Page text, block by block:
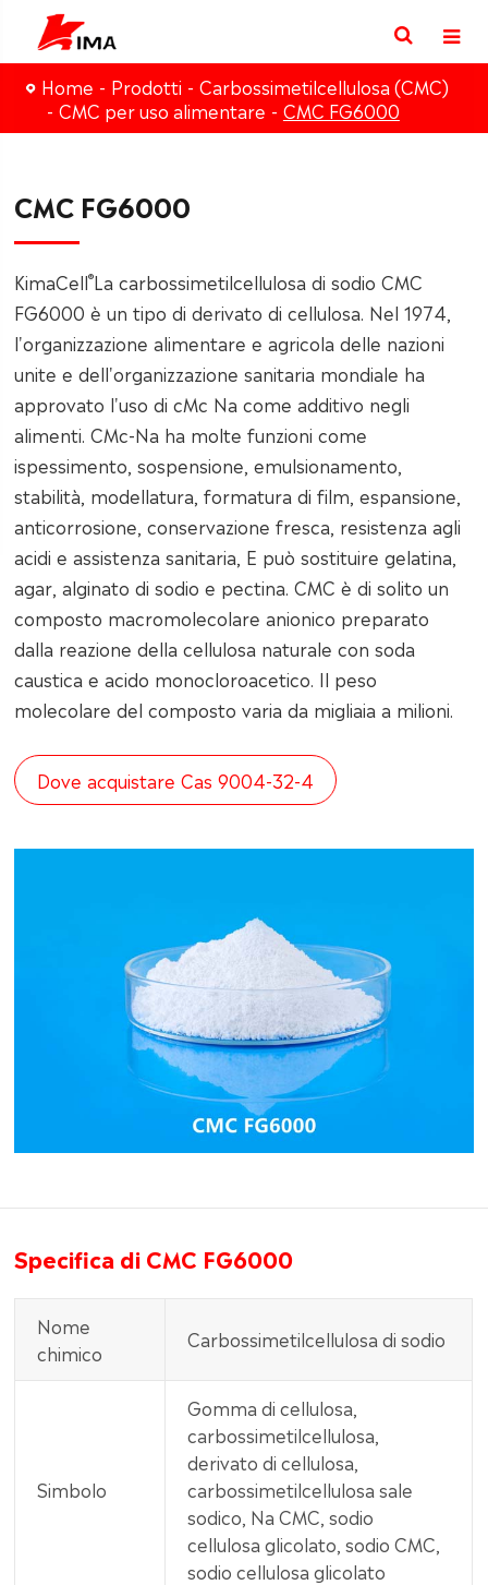
Home Prodotti
Carbossimetilcellulosa (CMC)
CMC per uso alimentare
CMC FG6000
CMC FG6000
KimaCell®La carbossimetilcellulosa di sodio CMC
FG6000 è un tipo di derivato di cellulosa. Nel 1974,
l'organizzazione alimentare e agricola delle nazioni
unite e dell'organizzazione sanitaria mondiale ha
approvato l'uso di cMc Na come additivo negli
alimenti. CMc-Na ha molte funzioni come
ispessimento, sospensione, emulsionamento,
stabilità, modellatura, formatura di film, espansione,
anticorrosione, conservazione fresca, resistenza agli
acidi e assistenza sanitaria, E può sostituire gelatina,
agar, alginato di sodio e pectina. CMC è di solito un
composto macromolecolare anionico preparato
dalla reazione della cellulosa naturale con soda
caustica e acido monocloroacetico. Il peso
molecolare del composto varia da migliaia a milioni.
Dove acquistare Cas 9004-32-4
Specifica di CMC FG6000
Nome
chimico
Carbossimetilcellulosa di sodio
Simbolo
Gomma di cellulosa,
carbossimetilcellulosa,
derivato di cellulosa,
carbossimetilcellulosa sale
sodico, Na CMC, sodio
cellulosa glicolato, sodio CMC,
sodio cellulosa glicolato